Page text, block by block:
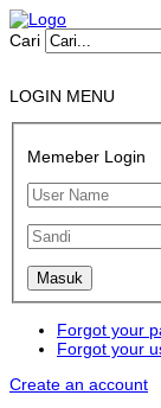
Cari
LOGIN MENU
Memeber Login
Forgot your
Forgot your
Create an account